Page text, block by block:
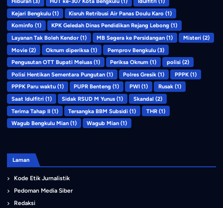
Kejari Bengkulu(1) Kisruh Retribusi Air Panas Doulu Karo (1)
Kominfo(1) KPK Geledah Dinas Pendidikan Rejang Lebong (1)
Layanan Tak Boleh Kendor(1) MB Segera ke Persidangan (1) Misteri (2)
Movie(2) Oknum diperiksa (1) Pemprov Bengkulu (3)
Pengusutan OTT Bupati Meluas(1) Periksa Oknum (1) polisi (2)
Polisi Hentikan Sementara Pungutan(1) Polres Gresik (1) PPPK (1)
PPPK Paru waktu(1) PUPR Benteng (1) PWI (1) Rusak (1)
Saat Idulfitri(1) Sidak RSUD M Yunus (1) Skandal (2)
Terima Tahap II(1) Tersangka BBM Subsidi (1) THR (1)
Wagub Bengkulu Mian(1) Wagub Mian (1)
Laman
Kode Etik Jurnalistik
Pedoman Media Siber
Redaksi